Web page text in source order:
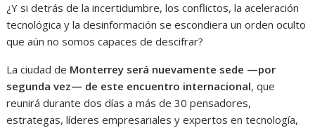
¿Y si detrás de la incertidumbre, los conflictos, la aceleración
tecnológica y la desinformación se escondiera un orden oculto
que aún no somos capaces de descifrar?
La ciudad de Monterrey será nuevamente sede —por
segunda vez— de este encuentro internacional, que
reunirá durante dos días a más de 30 pensadores,
estrategas, líderes empresariales y expertos en tecnología,